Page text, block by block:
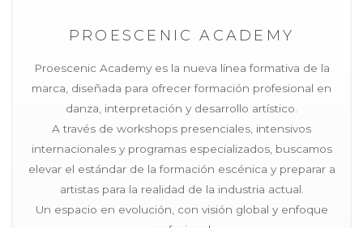
PROESCENIC ACADEMY
Proescenic Academy es la nueva línea formativa de la
marca, diseñada para ofrecer formación profesional en
danza, interpretación y desarrollo artístico.
A través de workshops presenciales, intensivos
internacionales y programas especializados, buscamos
elevar el estándar de la formación escénica y preparar a
artistas para la realidad de la industria actual.
Un espacio en evolución, con visión global y enfoque